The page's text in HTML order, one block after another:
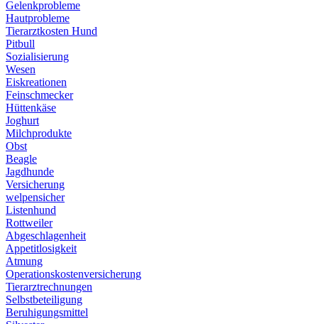
Gelenkprobleme
Hautprobleme
Tierarztkosten Hund
Pitbull
Sozialisierung
Wesen
Eiskreationen
Feinschmecker
Hüttenkäse
Joghurt
Milchprodukte
Obst
Beagle
Jagdhunde
Versicherung
welpensicher
Listenhund
Rottweiler
Abgeschlagenheit
Appetitlosigkeit
Atmung
Operationskostenversicherung
Tierarztrechnungen
Selbstbeteiligung
Beruhigungsmittel